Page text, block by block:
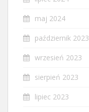
maj 2024
październik 2023
wrzesień 2023
sierpień 2023
lipiec 2023